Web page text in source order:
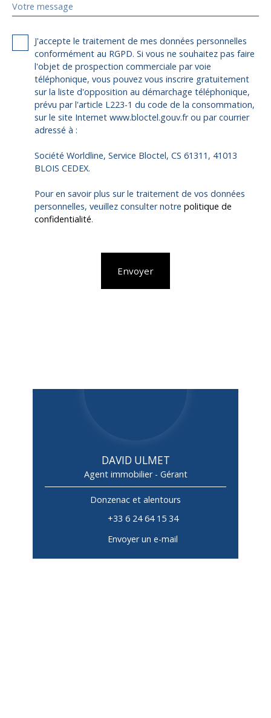
Votre message
J'accepte le traitement de mes données personnelles
conformément au RGPD. Si vous ne souhaitez pas faire
l'objet de prospection commerciale par voie
téléphonique, vous pouvez vous inscrire gratuitement
sur la liste d'opposition au démarchage téléphonique,
prévu par l'article L223-1 du code de la consommation,
sur le site Internet www.bloctel.gouv.fr ou par courrier
adressé à :
Société Worldline, Service Bloctel, CS 61311, 41013
BLOIS CEDEX.
Pour en savoir plus sur le traitement de vos données
personnelles, veuillez consulter notre politique de
confidentialité.
Envoyer
DAVID ULMET
Agent immobilier - Gérant
Donzenac et alentours
+33 6 24 64 15 34
Envoyer un e-mail